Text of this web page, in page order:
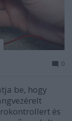
0
be, hogy
és